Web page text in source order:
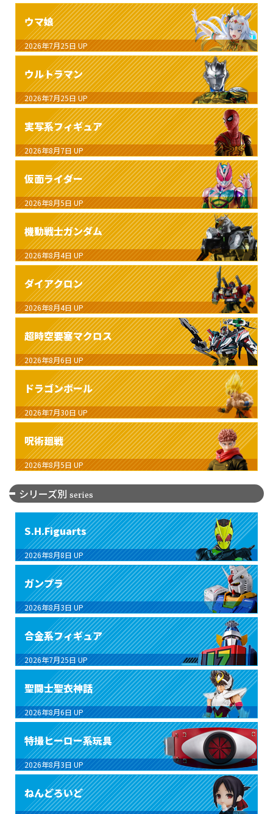
ウマ娘
2026年7月25日 UP
ウルトラマン
2026年7月25日 UP
実写系フィギュア
2026年8月7日 UP
仮面ライダー
2026年8月5日 UP
機動戦士ガンダム
2026年8月4日 UP
ダイアクロン
2026年8月4日 UP
超時空要塞マクロス
2026年8月6日 UP
ドラゴンボール
2026年7月30日 UP
呪術廻戦
2026年8月5日 UP
シリーズ別 series
S.H.Figuarts
2026年8月8日 UP
ガンプラ
2026年8月3日 UP
合金系フィギュア
2026年7月25日 UP
聖闘士聖衣神話
2026年8月6日 UP
特撮ヒーロー系玩具
2026年8月3日 UP
ねんどろいど